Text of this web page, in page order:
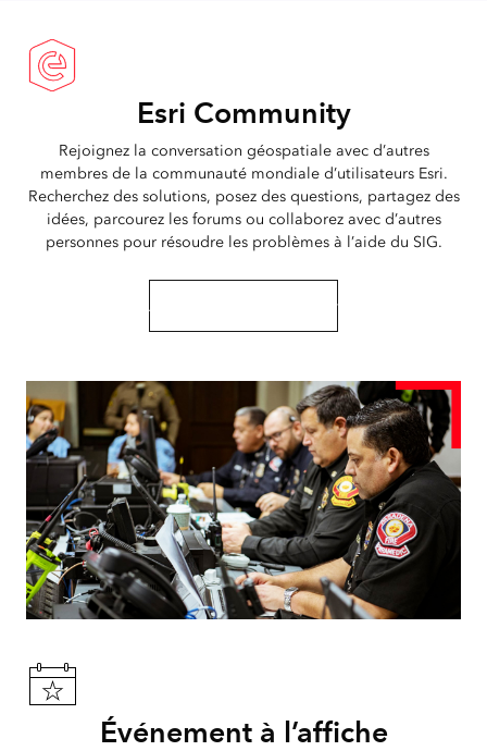
Esri Community
Rejoignez la conversation géospatiale avec d’autres
membres de la communauté mondiale d’utilisateurs Esri.
Recherchez des solutions, posez des questions, partagez des
idées, parcourez les forums ou collaborez avec d’autres
personnes pour résoudre les problèmes à l’aide du SIG.
Accéder à Esri Community
Événement à l’affiche